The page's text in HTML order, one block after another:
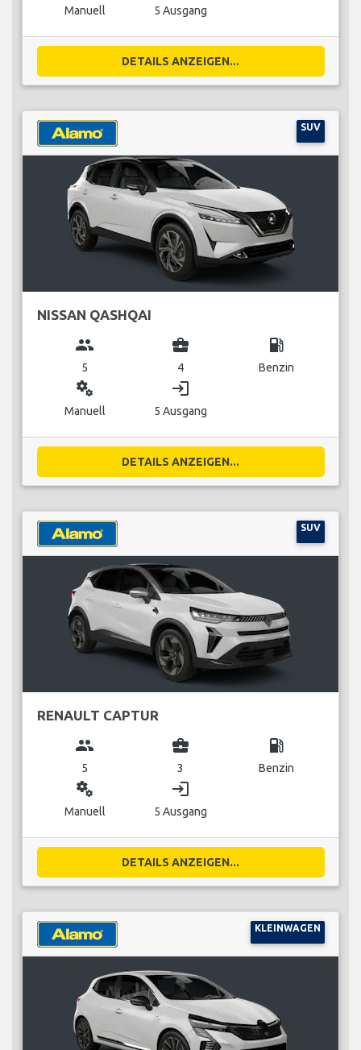
Manuell 5 Ausgang
DETAILS ANZEIGEN...
SUV
NISSAN QASHQAI
group
5
business_center
4
local_gas_station
Benzin
miscellaneous_services
Manuell
login
5 Ausgang
DETAILS ANZEIGEN...
SUV
RENAULT CAPTUR
group
5
business_center
3
local_gas_station
Benzin
miscellaneous_services
Manuell
login
5 Ausgang
DETAILS ANZEIGEN...
KLEINWAGEN